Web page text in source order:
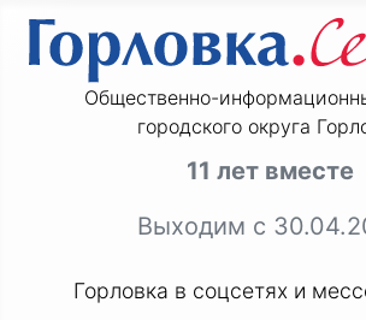
Общественно-
городского округа
11 лет вместе
Выходим с
Горловка в соцсетях и